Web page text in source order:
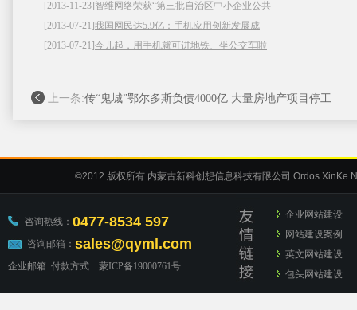
[2013-11-23] 智维网络荣获“第三批自治区中小企业公共
[2013-07-21]我国网民达5.9亿：手机应用创新发展成
[2013-07-21]今儿起，用手机就可进地铁、坐公交车啦
上一条:传“鬼城”鄂尔多斯负债4000亿 大量房地产项目停工
©2012 版权所有 内蒙古新科创想信息科技有限公司Ordos XinKe
咨询热线： 0477-8534 597
咨询邮箱： sales@qyml.com
企业邮箱 付款方式 蒙ICP备19000761号
企业网站建设
网站建设案例
英文网站建设
包头网站建设